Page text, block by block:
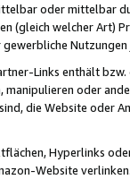
oder mittelbar
(gleich welcher Art)
Links enthält
manipulieren oder
die Website oder
Hyperlinks
Website